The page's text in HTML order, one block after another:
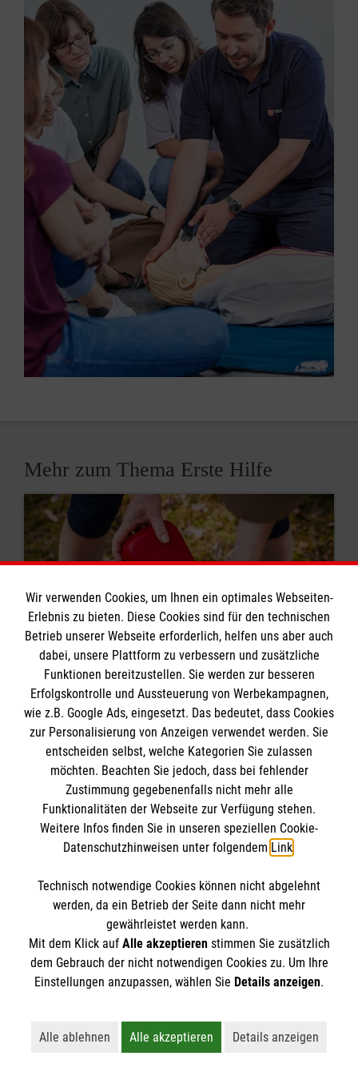
Mehr zum Thema Erste Hilfe
8 Erste-Hilfe-Mythen
Rund um das Thema Erste Hilfe kursieren viele
Mythen. Was stimmt? Was ist überholt? Wir
klären auf.
Wir verwenden Cookies, um Ihnen ein optimales Webseiten-
Erlebnis zu bieten. Diese Cookies sind für den technischen
Betrieb unserer Webseite erforderlich, helfen uns aber auch
dabei, unsere Plattform zu verbessern und zusätzliche
Funktionen bereitzustellen. Sie werden zur besseren
Erfolgskontrolle und Aussteuerung von Werbekampagnen,
wie z.B. Google Ads, eingesetzt. Das bedeutet, dass Cookies
zur Personalisierung von Anzeigen verwendet werden. Sie
entscheiden selbst, welche Kategorien Sie zulassen
möchten. Beachten Sie jedoch, dass bei fehlender
Zustimmung gegebenenfalls nicht mehr alle
Funktionalitäten der Webseite zur Verfügung stehen.
Weitere Infos finden Sie in unseren speziellen Cookie-
Datenschutzhinweisen unter folgendem Link.
Technisch notwendige Cookies können nicht abgelehnt
werden, da ein Betrieb der Seite dann nicht mehr
gewährleistet werden kann.
Mit dem Klick auf Alle akzeptierenstimmen Sie zusätzlich
dem Gebrauch der nicht notwendigen Cookies zu. Um Ihre
Einstellungen anzupassen, wählen Sie Details anzeigen.
Alle ablehnen
Lehnt alle nicht-essentiellen Cookies ab
Alle akzeptieren
Akzeptiert alle Cookies
Details anzeigen